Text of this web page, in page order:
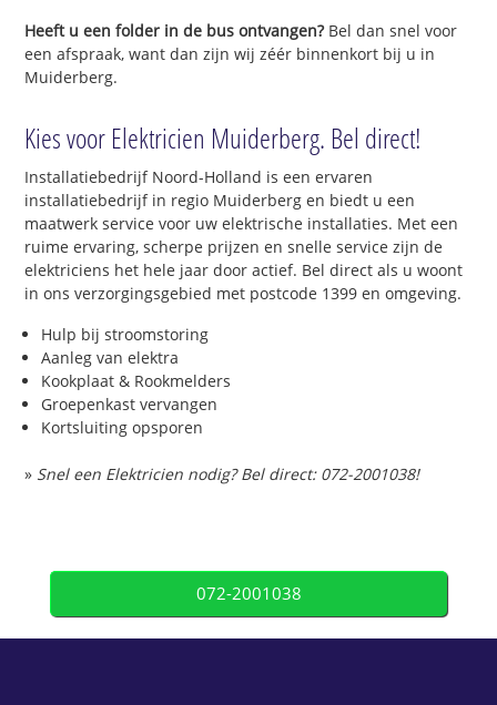
Heeft u een folder in de bus ontvangen?Bel dan snel voor
een afspraak, want dan zijn wij zéér binnenkort bij u in
Muiderberg.
Kies voor Elektricien Muiderberg. Bel direct!
Installatiebedrijf Noord-Holland is een ervaren
installatiebedrijf in regio Muiderberg en biedt u een
maatwerk service voor uw elektrische installaties. Met een
ruime ervaring, scherpe prijzen en snelle service zijn de
elektriciens het hele jaar door actief. Bel direct als u woont
in ons verzorgingsgebied met postcode 1399 en omgeving.
Hulp bij stroomstoring
Aanleg van elektra
Kookplaat & Rookmelders
Groepenkast vervangen
Kortsluiting opsporen
» Snel een Elektricien nodig? Bel direct: 072-2001038!
072-2001038